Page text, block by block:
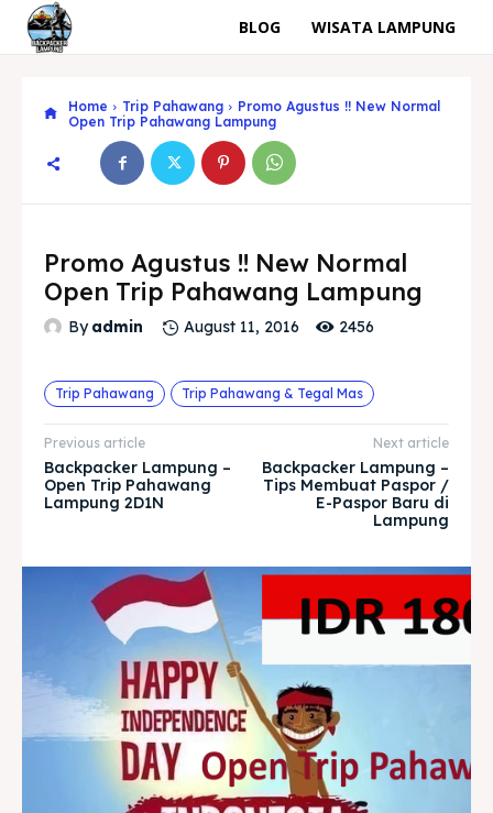
BLOG WISATA LAMPUNG
Home Trip Pahawang
Promo Agustus !! New Normal
Open Trip Pahawang Lampung
Promo Agustus !! New Normal
Open Trip Pahawang Lampung
By admin August 11, 2016 2456
Trip Pahawang Trip Pahawang & Tegal Mas
Previous article
Backpacker Lampung –
Open Trip Pahawang
Lampung 2D1N
Next article
Backpacker Lampung –
Tips Membuat Paspor /
E-Paspor Baru di
Lampung